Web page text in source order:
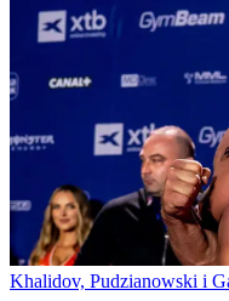
Khalidov, Pudzianowski i